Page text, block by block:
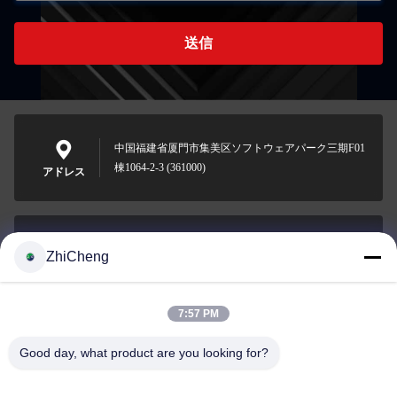
送信
アドレス
中国福建省厦門市集美区ソフトウェアパーク三期F01
棟1064-2-3 (361000)
0086-592-5636807
ZhiCheng
7:57 PM
Good day, what product are you looking for?